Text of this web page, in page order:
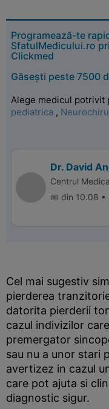
Programează-te
SfatulMedicului.ro
Clickmed
Găsești peste 7500
Alege medicul potrivit
pediatrica ,
Dr. David
Centrul
📅 din 10.08 •
Cel mai sugestiv
pierderea
datorita pierderii
cazul indivizilor
premergator
sau nu a unor stari
avertizez in cazul
care pot ajuta si
diagnostic sigur.